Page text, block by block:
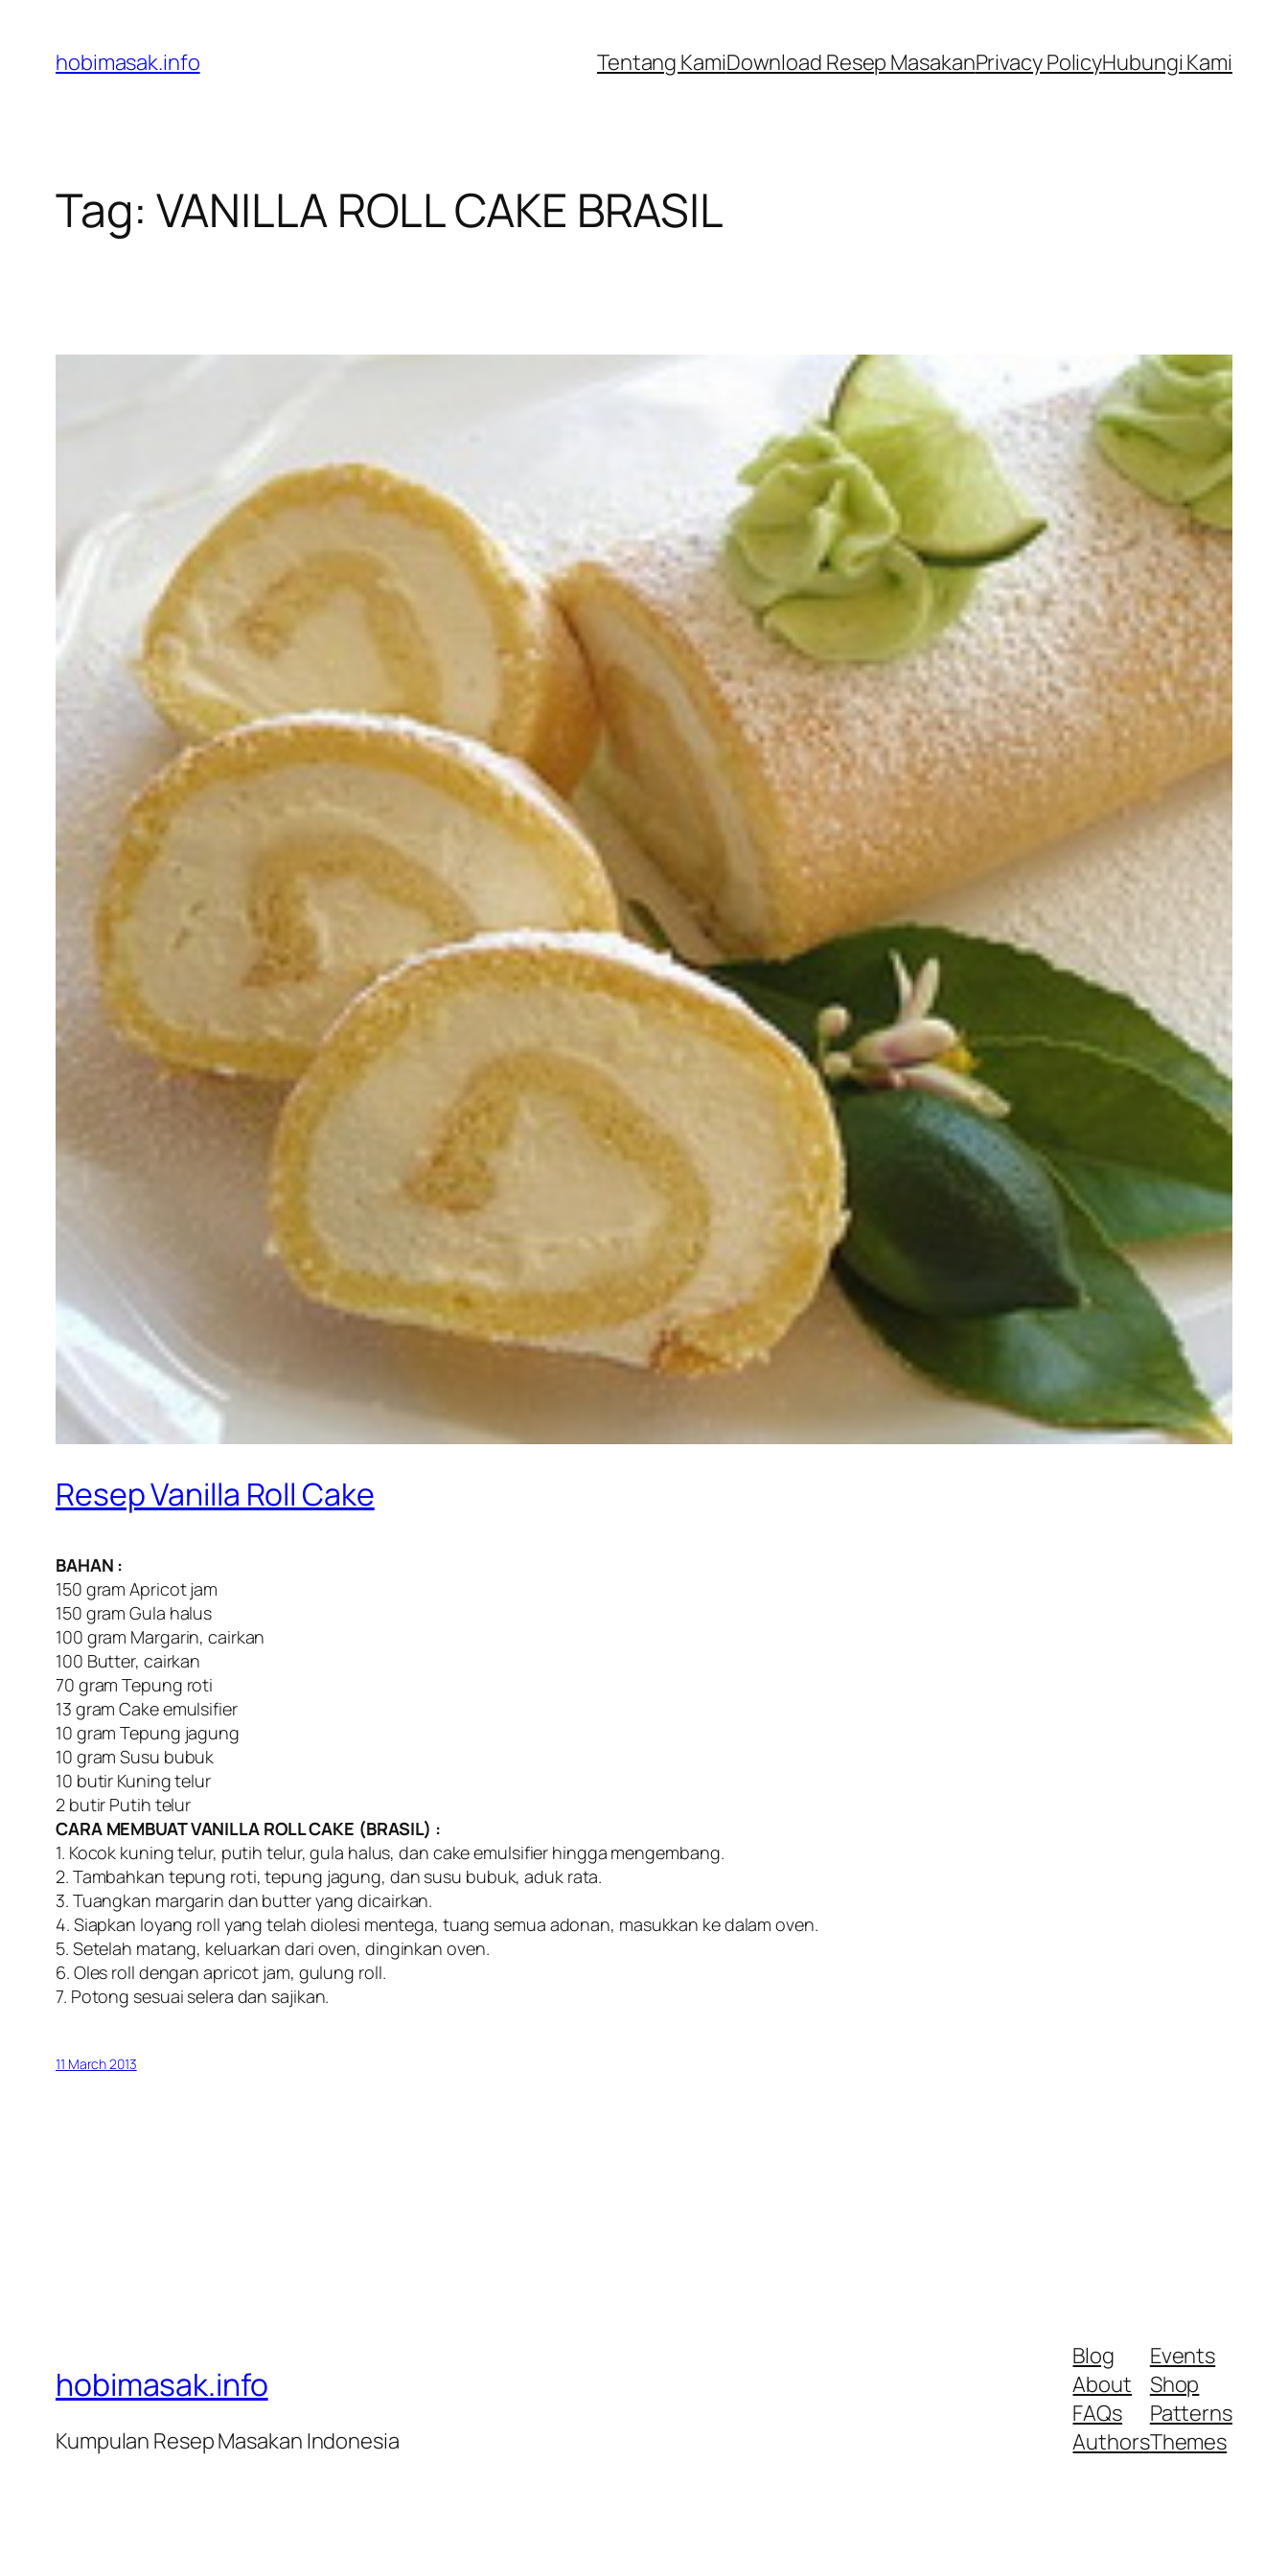
content
hobimasak.info Tentang KamiDownload Resep MasakanPrivacy PolicyHubungi Kami
Tag: VANILLA ROLL CAKE BRASIL
Resep Vanilla Roll Cake
BAHAN :
150 gram Apricot jam
150 gram Gula halus
100 gram Margarin, cairkan
100 Butter, cairkan
70 gram Tepung roti
13 gram Cake emulsifier
10 gram Tepung jagung
10 gram Susu bubuk
10 butir Kuning telur
2 butir Putih telur
CARA MEMBUAT VANILLA ROLL CAKE (BRASIL) :
1. Kocok kuning telur, putih telur, gula halus, dan cake emulsifier hingga mengembang.
2. Tambahkan tepung roti, tepung jagung, dan susu bubuk, aduk rata.
3. Tuangkan margarin dan butter yang dicairkan.
4. Siapkan loyang roll yang telah diolesi mentega, tuang semua adonan, masukkan ke dalam oven.
5. Setelah matang, keluarkan dari oven, dinginkan oven.
6. Oles roll dengan apricot jam, gulung roll.
7. Potong sesuai selera dan sajikan.
11 March 2013
hobimasak.info
Kumpulan Resep Masakan Indonesia
Blog
About
FAQs
Authors
Events
Shop
Patterns
Themes